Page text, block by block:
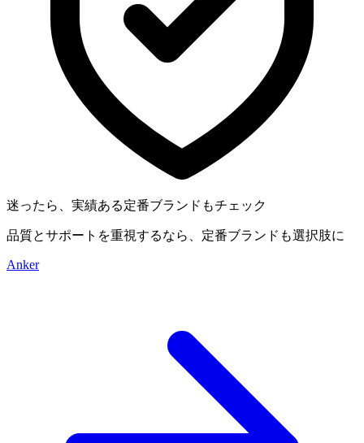
迷ったら、実績ある定番ブランドもチェック
品質とサポートを重視するなら、定番ブランドも選択肢に
Anker